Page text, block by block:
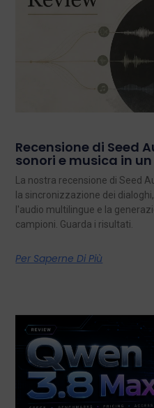
Recensione di Seed
sonori e musica in
La nostra recensione di Seed
la sincronizzazione dei
l'audio multilingue e la
campioni. Guarda i risultati.
Per Saperne Di Più